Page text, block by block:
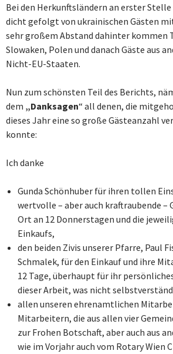
Bei den Herkunftsländern an erster
dicht gefolgt von ukrainischen Gästen
sehr großem Abstand dahinter kommen
Slowaken, Polen und danach Gäste aus
Nicht-EU-Staaten.
Nun zum schönsten Teil des Berichts,
dem „Danksagen“ all denen, die
dieses Jahr eine so große Gästeanzahl
konnte:
Ich danke
Gunda Schönhuber für ihren tollen
wertvolle – aber auch kraftraubende –
Ort an 12 Donnerstagen und die
Einkaufs,
den beiden Zivis unserer Pfarre, Paul
Schmalek, für den Einkauf und ihre
12 Tage, überhaupt für ihr
dieser Arbeit, was nicht
allen unseren ehrenamtlichen
Mitarbeitern, die aus allen vier
zur Frohen Botschaft, aber auch aus
wie im Vorjahr auch vom Rotary Wien